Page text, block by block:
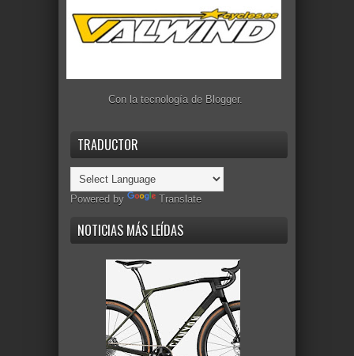
Con la tecnología de Blogger.
TRADUCTOR
Powered by Translate
NOTICIAS MÁS LEÍDAS